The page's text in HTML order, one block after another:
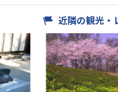
近隣の観光・